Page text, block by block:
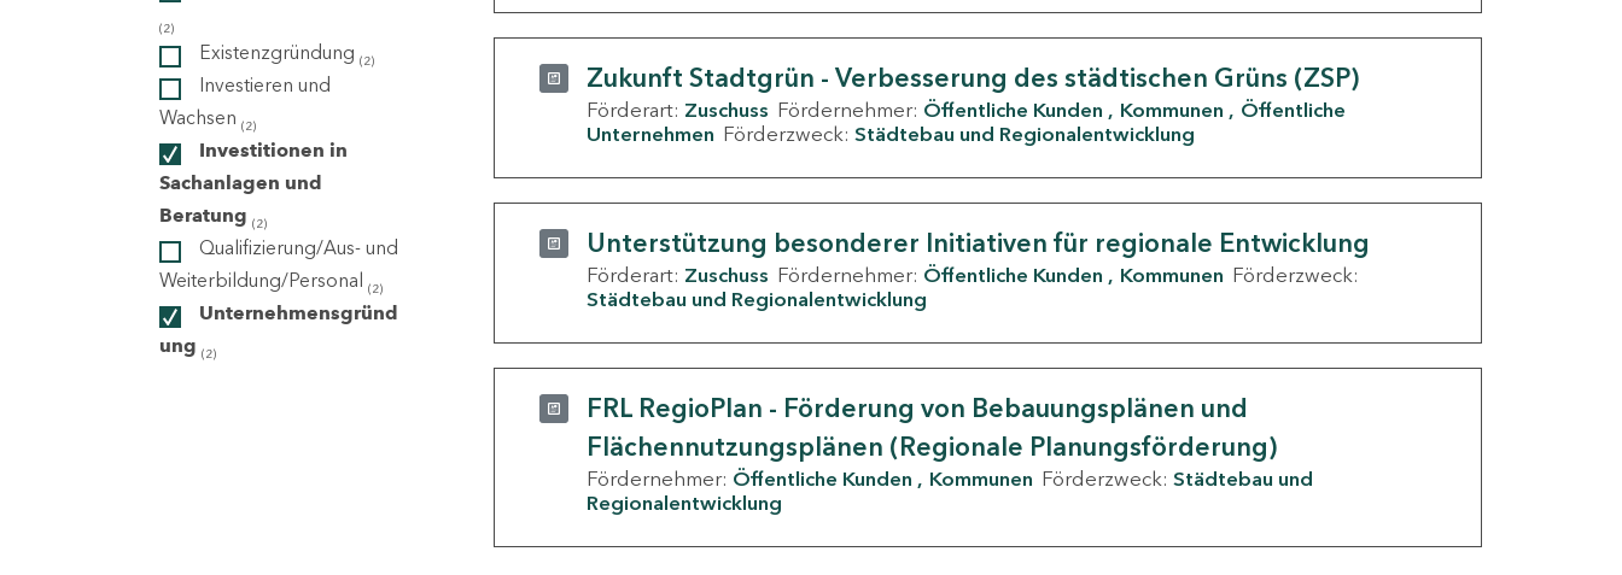
(2)
Existenzgründung (2)
Investieren und
Wachsen (2)
Investitionen in
Sachanlagen und
Beratung (2)
Qualifizierung/Aus- und
Weiterbildung/Personal (2)
Unternehmensgründ
ung (2)
Zukunft Stadtgrün - Verbesserung des städtischen Grüns (ZSP)
Förderart: Zuschuss Fördernehmer: Öffentliche Kunden Kommunen
Öffentliche
Unternehmen Förderzweck: Städtebau und Regionalentwicklung
Unterstützung besonderer Initiativen für regionale Entwicklung
Förderart: Zuschuss Fördernehmer: Öffentliche Kunden Kommunen Förderzweck:
Städtebau und Regionalentwicklung
FRL RegioPlan - Förderung von Bebauungsplänen und
Flächennutzungsplänen (Regionale Planungsförderung)
Fördernehmer: Öffentliche Kunden Kommunen Förderzweck: Städtebau und
Regionalentwicklung